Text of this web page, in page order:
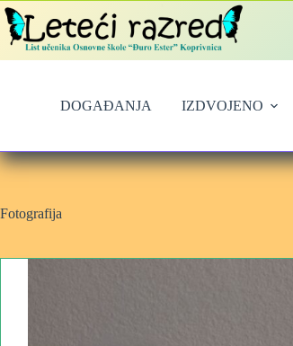
Preskoči
na
sadržaj
DOGAĐANJA IZDVOJENO
Fotografija